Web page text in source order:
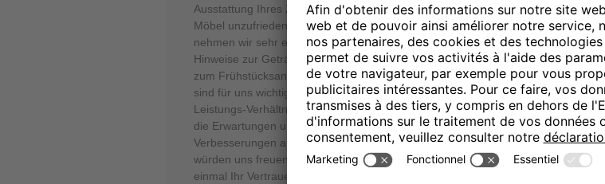
Ausstattung Ihres Zimmers und insbesondere mit dem Zustand der
Möbel unzufrieden waren. Die von Ihnen geschilderten Eindrücke
nehmen wir sehr ernst und werden diese intern besprechen. Auch Ihre
Hinweise zur Getränkeauswahl auf dem Zimmer sowie Ihre Rückmeldung
zum Frühstücksangebot, insbesondere zur Qualität von Saft und Kaffee,
sind für uns wichtige Anregungen. Ihr ehrliches Feedback zum Preis-
Leistungs-Verhältnis sowie zu den beschriebenen Details hilft uns dabei,
die Erwartungen unserer Gäste besser zu verstehen und
Verbesserungen anzustreben. Wir danken Ihnen für Ihre Offenheit und
würden uns freuen, wenn Sie uns zu einem späteren Zeitpunkt noch
einmal Ihr Vertrauen schenken. Herzliche Grüße, Ihr Team von den H-